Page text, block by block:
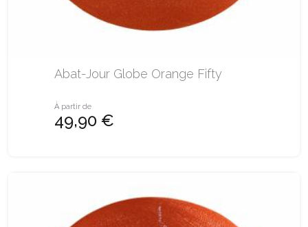
Abat-Jour Globe Orange Fifty
À partir de
49,90 €